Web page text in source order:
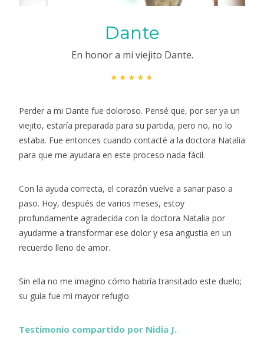
Dante
En honor a mi viejito Dante.
★★★★★
Perder a mi Dante fue doloroso. Pensé que, por ser ya un
viejito, estaría preparada para su partida, pero no, no lo
estaba. Fue entonces cuando contacté a la doctora Natalia
para que me ayudara en este proceso nada fácil.
Con la ayuda correcta, el corazón vuelve a sanar paso a
paso. Hoy, después de varios meses, estoy
profundamente agradecida con la doctora Natalia por
ayudarme a transformar ese dolor y esa angustia en un
recuerdo lleno de amor.
Sin ella no me imagino cómo habría transitado este duelo;
su guía fue mi mayor refugio.
Testimonio compartido por Nidia J.